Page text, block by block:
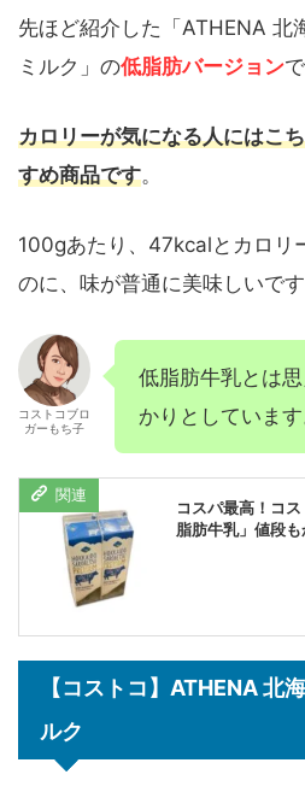
先ほど紹介した「ATHENA 北
ミルク」の低脂肪バージョン
カロリーが気になる人にはこ
すめ商品です。
100gあたり、47kcalとカロリ
のに、味が普通に美味しいです
コストコブロ
ガーもち子
低脂肪牛乳とは
かりとしています
コスパ最高！コ
脂肪牛乳」値段も
【コストコ】ATHENA 北
ルク